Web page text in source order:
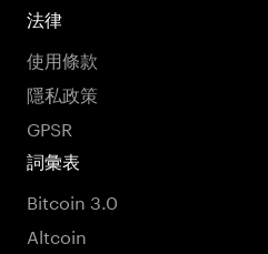
法律
使用條款
隱私政策
GPSR
詞彙表
Bitcoin 3.0
Altcoin